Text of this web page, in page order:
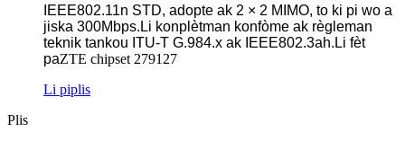
IEEE802.11n STD, adopte ak 2 × 2 MIMO, to ki pi wo a
jiska 300Mbps.Li konplètman konfòme ak règleman
teknik tankou ITU-T G.984.x ak IEEE802.3ah.Li fèt
paZTE chipset 279127
Li piplis
Plis